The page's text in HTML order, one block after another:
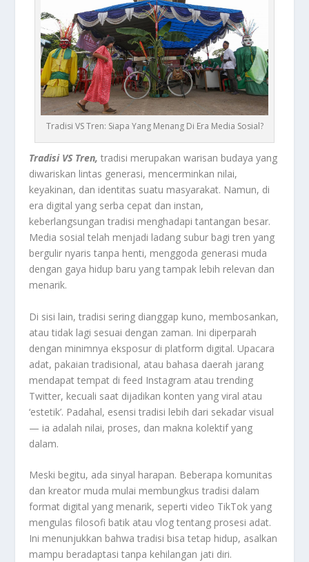
Tradisi VS Tren: Siapa Yang Menang Di Era Media Sosial?
Tradisi VS Tren, tradisi merupakan warisan budaya yang
diwariskan lintas generasi, mencerminkan nilai,
keyakinan, dan identitas suatu masyarakat. Namun, di
era digital yang serba cepat dan instan,
keberlangsungan tradisi menghadapi tantangan besar.
Media sosial telah menjadi ladang subur bagi tren yang
bergulir nyaris tanpa henti, menggoda generasi muda
dengan gaya hidup baru yang tampak lebih relevan dan
menarik.
Di sisi lain, tradisi sering dianggap kuno, membosankan,
atau tidak lagi sesuai dengan zaman. Ini diperparah
dengan minimnya eksposur di platform digital. Upacara
adat, pakaian tradisional, atau bahasa daerah jarang
mendapat tempat di feed Instagram atau trending
Twitter, kecuali saat dijadikan konten yang viral atau
‘estetik’. Padahal, esensi tradisi lebih dari sekadar visual
— ia adalah nilai, proses, dan makna kolektif yang
dalam.
Meski begitu, ada sinyal harapan. Beberapa komunitas
dan kreator muda mulai membungkus tradisi dalam
format digital yang menarik, seperti video TikTok yang
mengulas filosofi batik atau vlog tentang prosesi adat.
Ini menunjukkan bahwa tradisi bisa tetap hidup, asalkan
mampu beradaptasi tanpa kehilangan jati diri.